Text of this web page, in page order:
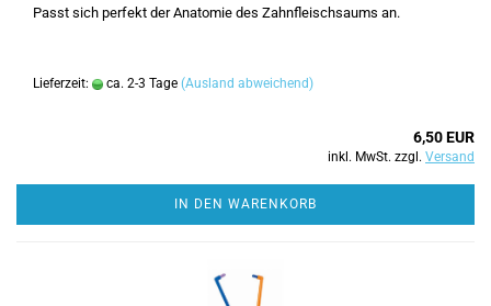
Passt sich perfekt der Anatomie des Zahnfleischsaums an.
Lieferzeit: ca. 2-3 Tage (Ausland abweichend)
6,50 EUR
inkl. MwSt. zzgl. Versand
IN DEN WARENKORB